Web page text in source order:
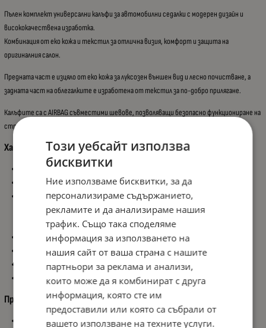
Пълен комплект универсални калъфи за автомобилни седалки с модерен дизайн и
висококачествена изработка.
Комбинация от еко кожа и текстил за отлична визия, комфорт и защита на
оригиналния салон.
Предната част е изцяло от еко кожа за луксозен външен вид и лесно почистване, а
задната част на облегалките е изработена от текстил за по-добро прилягане.
Калъфите са с AIRBAG съвместими шевове, позволяващи безопасно функциониране на
страничните въздушни възглавници.
Характеристики:
Тип: Универсални калъфи за седалки
Цвят: Черен и Червен
Материал:
Еко кожа отпред
Текстил на гърба на облегалките
AIRBAG compatible шевове
Модерен спортно-елегантен дизайн
Устойчиви на износване и лесни за почистване
Подходящи за повечето автомобили със стандартни седалки
Предимства:
Предпазват оригиналната тапицерия
Този уебсайт използва
бисквитки
Ние използваме бисквитки, за да
персонализираме съдържанието,
рекламите и да анализираме нашия
трафик. Също така споделяме
информация за използването на
нашия сайт от ваша страна с нашите
партньори за реклама и анализи,
които може да я комбинират с друга
информация, която сте им
предоставили или която са събрали от
вашето използване на техните услуги.